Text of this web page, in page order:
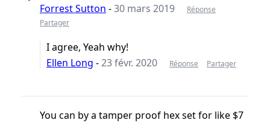
Forrest Sutton -30 mars 2019
Réponse
Partager
I agree, Yeah why!
Ellen Long -23 févr. 2020 Réponse Partager
You can by a tamper proof hex set for like $7